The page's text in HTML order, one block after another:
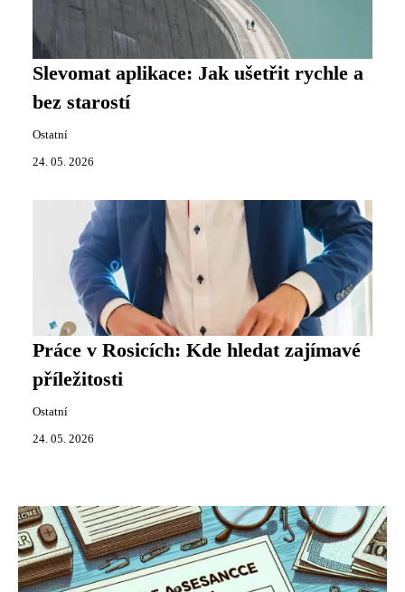
Slevomat aplikace: Jak ušetřit rychle a
bez starostí
Ostatní
24. 05. 2026
Práce v Rosicích: Kde hledat zajímavé
příležitosti
Ostatní
24. 05. 2026